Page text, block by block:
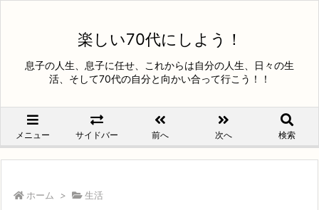
楽しい70代にしよう！
息子の人生、息子に任せ、これからは自分の人生、日々の生
活、そして70代の自分と向かい合って行こう！！
メニュー サイドバー 前へ 次へ 検索
ホーム > 生活